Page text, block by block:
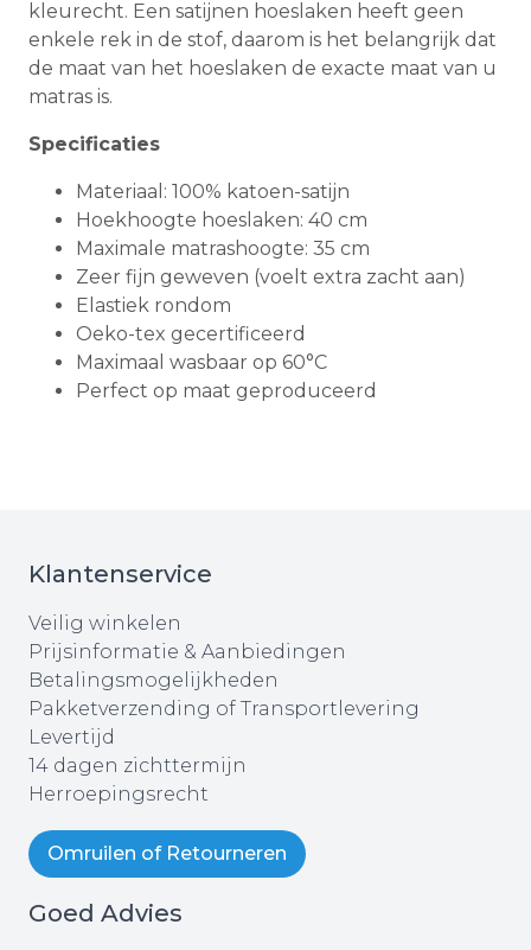
kleurecht. Een satijnen hoeslaken heeft geen
enkele rek in de stof, daarom is het belangrijk dat
de maat van het hoeslaken de exacte maat van u
matras is.
Specificaties
Materiaal: 100% katoen-satijn
Hoekhoogte hoeslaken: 40 cm
Maximale matrashoogte: 35 cm
Zeer fijn geweven (voelt extra zacht aan)
Elastiek rondom
Oeko-tex gecertificeerd
Maximaal wasbaar op 60°C
Perfect op maat geproduceerd
Klantenservice
Veilig winkelen
Prijsinformatie & Aanbiedingen
Betalingsmogelijkheden
Pakketverzending of Transportlevering
Levertijd
14 dagen zichttermijn
Herroepingsrecht
Omruilen of Retourneren
Goed Advies